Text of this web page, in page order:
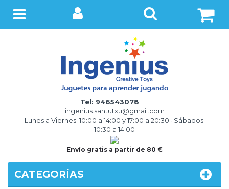
Tel: 946543078
ingenius.santutxu@gmail.com
Lunes a Viernes: 10:00 a 14:00 y 17:00 a 20:30 · Sábados:
10:30 a 14:00
Menú
Envío gratis a partir de 80 €
CATEGORÍAS